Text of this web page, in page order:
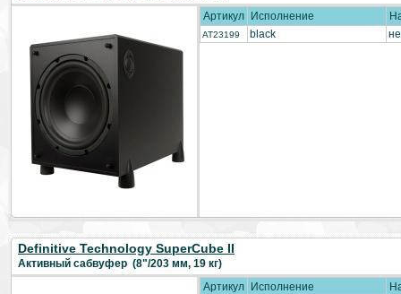
Артикул
Исполнение
AT23199 black
Definitive Technology SuperCube II
Активный сабвуфер (8"/203 мм, 19 кг)
Артикул
Исполнение